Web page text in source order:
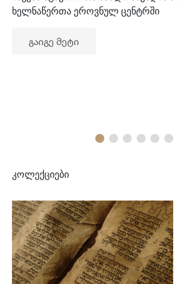
ხელნაწერთა ეროვნულ ცენტრში
გაიგე მეტი
კოლექციები